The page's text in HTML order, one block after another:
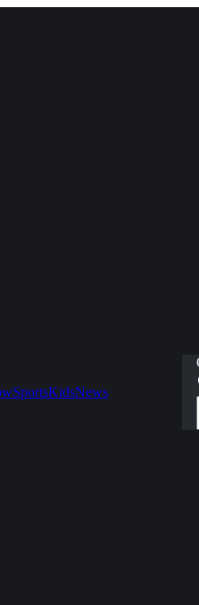
SportsKidsNews